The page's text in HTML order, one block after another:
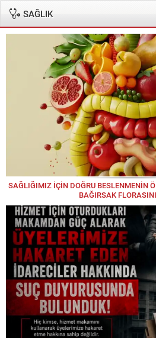
Kuruluş Ruhundan
Yeni Bir Yürüyüş
KUTARBA Pınar
Sataney Guaşa: Nart
Uzanan Bir Bilgelik
Mehmet ELÇİ
“Yol Çukur, Medeniyet
Mehmet YILMAZ
Mehmet Yılmaz
FAZLASI VAR!”
Mine EBÇEM
Yine Akşam..
Murat KOÇ
GAZZE GERÇEĞİ:
Rahim ÖZ
Başkent Olmanın
SAĞLIK
SAĞLIĞIMIZ İÇİN DOĞRU BESLENMENİN
BAĞIRSAK